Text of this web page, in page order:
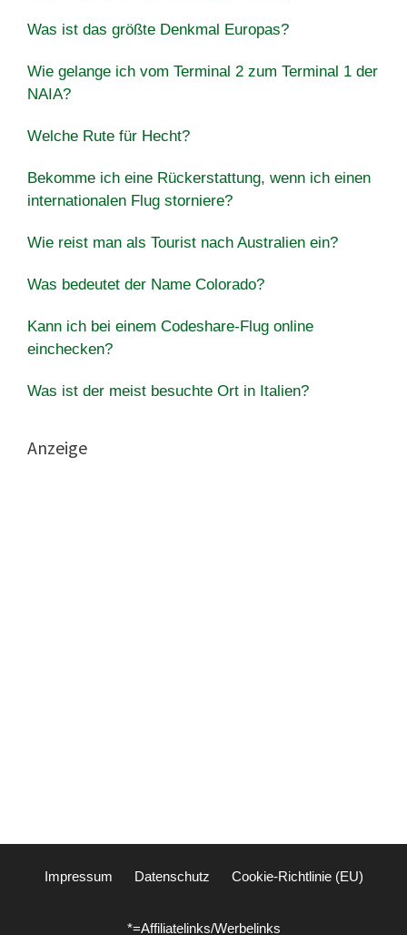
Was ist das größte Denkmal Europas?
Wie gelange ich vom Terminal 2 zum Terminal 1 der
NAIA?
Welche Rute für Hecht?
Bekomme ich eine Rückerstattung, wenn ich einen
internationalen Flug storniere?
Wie reist man als Tourist nach Australien ein?
Was bedeutet der Name Colorado?
Kann ich bei einem Codeshare-Flug online
einchecken?
Was ist der meist besuchte Ort in Italien?
Anzeige
Impressum Datenschutz Cookie-Richtlinie (EU)
*=Affiliatelinks/Werbelinks